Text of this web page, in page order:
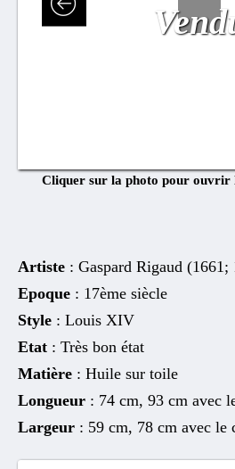
Cliquer sur la photo pour ouvrir
Artiste : Gaspard Rigaud
Epoque : 17ème siècle
Style : Louis XIV
Etat : Très bon état
Matière : Huile sur toile
Longueur : 74 cm, 93 cm avec
Largeur : 59 cm, 78 cm avec le